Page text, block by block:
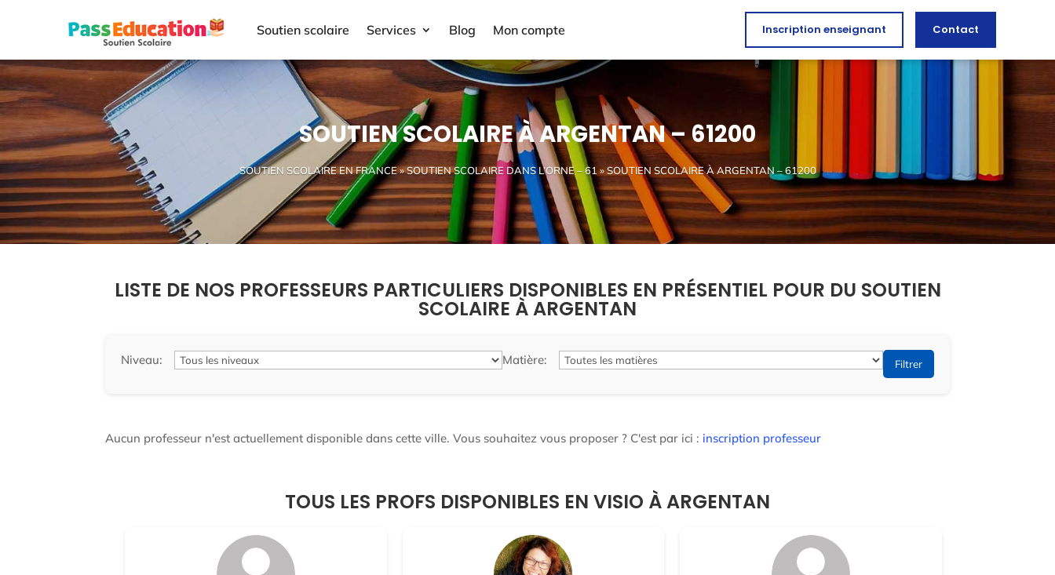
Soutien scolaire Services Blog Mon compte Inscription enseignant Contact
SOUTIEN SCOLAIRE À ARGENTAN – 61200
SOUTIEN SCOLAIRE EN FRANCE»SOUTIEN SCOLAIRE DANS L’ORNE – 61» SOUTIEN SCOLAIRE À ARGENTAN – 61200
LISTE DE NOS PROFESSEURS PARTICULIERS DISPONIBLES EN PRÉSENTIEL POUR DU SOUTIEN
SCOLAIRE À ARGENTAN
Niveau: Matière: Filtrer
Aucun professeur n'est actuellement disponible dans cette ville. Vous souhaitez vous proposer ? C'est par ici : inscription professeur
TOUS LES PROFS DISPONIBLES EN VISIO À ARGENTAN